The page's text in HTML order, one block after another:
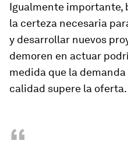
Igualmente importante,
la certeza necesaria
y desarrollar nuevos
demoren en actuar
medida que la
calidad supere la oferta.